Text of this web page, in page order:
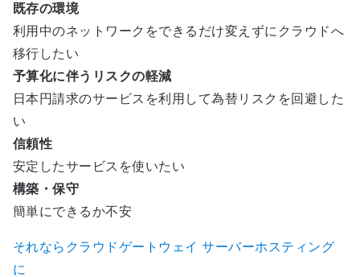
既存の環境
利用中のネットワークをできるだけ変えずにクラウドへ
移行したい
予算化に伴うリスクの軽減
日本円請求のサービスを利用して為替リスクを回避した
い
信頼性
安定したサービスを使いたい
構築・保守
簡単にできるか不安
それならクラウドゲートウェイ サーバーホスティング
に